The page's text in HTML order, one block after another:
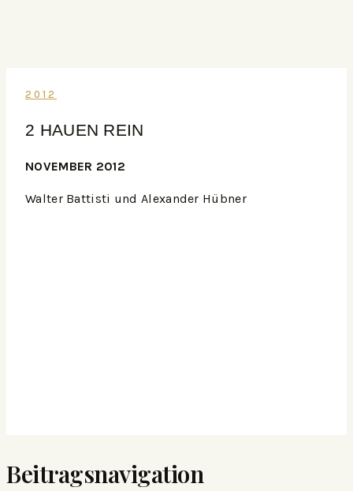
2012
2 HAUEN REIN
NOVEMBER 2012
Walter Battisti und Alexander Hübner
Beitragsnavigation